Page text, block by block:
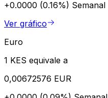
+0.0000 (0.16%) Semanal
Ver gráfico
Euro
1 KES equivale a
0,00672576 EUR